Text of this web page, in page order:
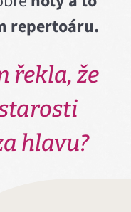
repertoáru.
řekla, že
hlavu?